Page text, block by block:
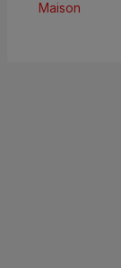
Maison